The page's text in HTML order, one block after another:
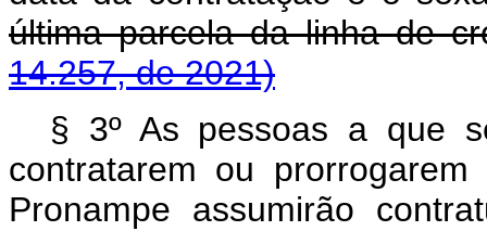
última parcela da linha de
14.257, de 2021)
§ 3º As pessoas a que
contratarem ou
Pronampe assumirão